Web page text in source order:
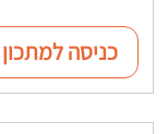
כניסה למתכון